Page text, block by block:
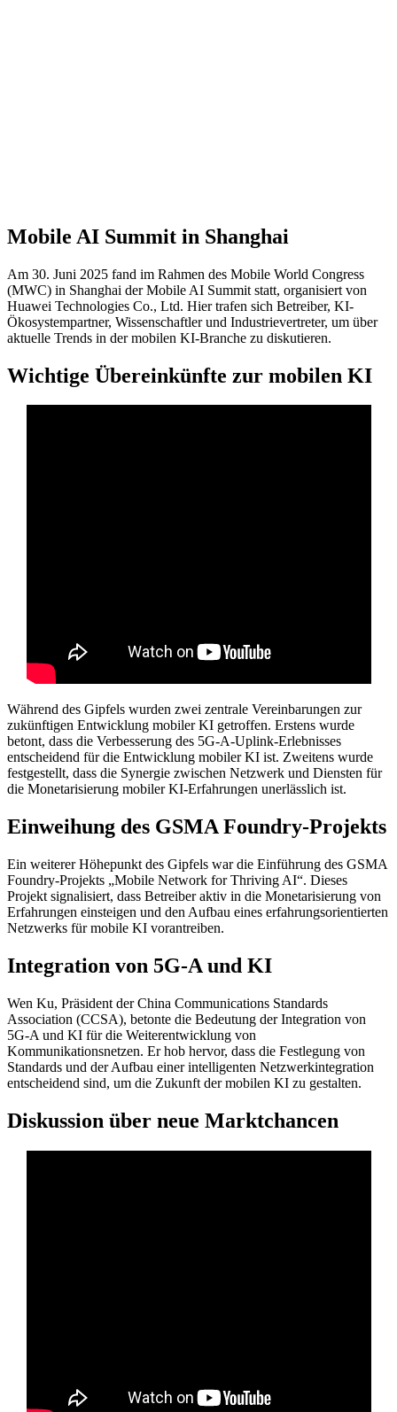
Mobile AI Summit in Shanghai
Am 30. Juni 2025 fand im Rahmen des Mobile World Congress
(MWC) in Shanghai der Mobile AI Summit statt, organisiert von
Huawei Technologies Co., Ltd. Hier trafen sich Betreiber, KI-
Ökosystempartner, Wissenschaftler und Industrievertreter, um über
aktuelle Trends in der mobilen KI-Branche zu diskutieren.
Wichtige Übereinkünfte zur mobilen KI
Während des Gipfels wurden zwei zentrale Vereinbarungen zur
zukünftigen Entwicklung mobiler KI getroffen. Erstens wurde
betont, dass die Verbesserung des 5G-A-Uplink-Erlebnisses
entscheidend für die Entwicklung mobiler KI ist. Zweitens wurde
festgestellt, dass die Synergie zwischen Netzwerk und Diensten für
die Monetarisierung mobiler KI-Erfahrungen unerlässlich ist.
Einweihung des GSMA Foundry-Projekts
Ein weiterer Höhepunkt des Gipfels war die Einführung des GSMA
Foundry-Projekts „Mobile Network for Thriving AI“. Dieses
Projekt signalisiert, dass Betreiber aktiv in die Monetarisierung von
Erfahrungen einsteigen und den Aufbau eines erfahrungsorientierten
Netzwerks für mobile KI vorantreiben.
Integration von 5G-A und KI
Wen Ku, Präsident der China Communications Standards
Association (CCSA), betonte die Bedeutung der Integration von
5G-A und KI für die Weiterentwicklung von
Kommunikationsnetzen. Er hob hervor, dass die Festlegung von
Standards und der Aufbau einer intelligenten Netzwerkintegration
entscheidend sind, um die Zukunft der mobilen KI zu gestalten.
Diskussion über neue Marktchancen